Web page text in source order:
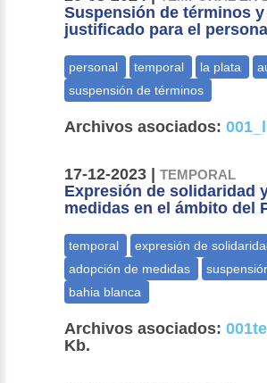
Suspensión de términos
justificado para el personal
Archivos asociados:
17-12-2023 |TEMPORAL
Expresión de solidaridad
medidas en el ámbito del
Archivos asociados:
Kb.